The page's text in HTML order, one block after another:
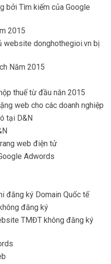
bởi Tìm kiếm của Google
2015
website donghothegioi.vn bị
Năm 2015
thuế từ đầu năn 2015
web cho các doanh nghiệp
tại D&N
web điện tử
Adwords
đăng ký Domain Quốc tế
đăng ký
TMĐT không đăng ký